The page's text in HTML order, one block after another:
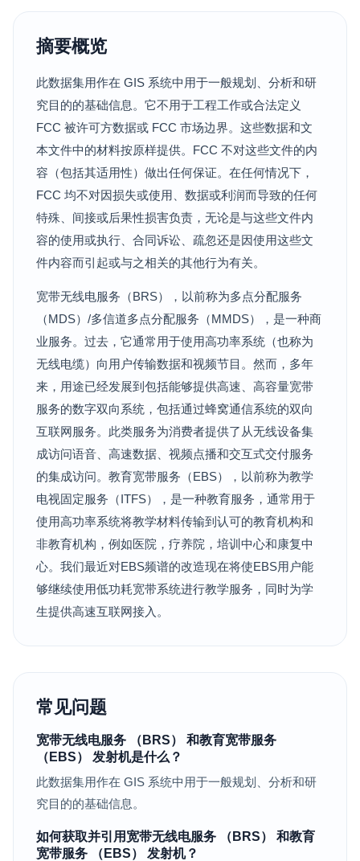
摘要概览
此数据集用作在 GIS 系统中用于一般规划、分析和研
究目的的基础信息。它不用于工程工作或合法定义
FCC 被许可方数据或 FCC 市场边界。这些数据和文
本文件中的材料按原样提供。FCC 不对这些文件的内
容（包括其适用性）做出任何保证。在任何情况下，
FCC 均不对因损失或使用、数据或利润而导致的任何
特殊、间接或后果性损害负责，无论是与这些文件内
容的使用或执行、合同诉讼、疏忽还是因使用这些文
件内容而引起或与之相关的其他行为有关。
宽带无线电服务（BRS），以前称为多点分配服务
（MDS）/多信道多点分配服务（MMDS），是一种商
业服务。过去，它通常用于使用高功率系统（也称为
无线电缆）向用户传输数据和视频节目。然而，多年
来，用途已经发展到包括能够提供高速、高容量宽带
服务的数字双向系统，包括通过蜂窝通信系统的双向
互联网服务。此类服务为消费者提供了从无线设备集
成访问语音、高速数据、视频点播和交互式交付服务
的集成访问。教育宽带服务（EBS），以前称为教学
电视固定服务（ITFS），是一种教育服务，通常用于
使用高功率系统将教学材料传输到认可的教育机构和
非教育机构，例如医院，疗养院，培训中心和康复中
心。我们最近对EBS频谱的改造现在将使EBS用户能
够继续使用低功耗宽带系统进行教学服务，同时为学
生提供高速互联网接入。
常见问题
宽带无线电服务 （BRS） 和教育宽带服务
（EBS） 发射机是什么？
此数据集用作在 GIS 系统中用于一般规划、分析和研
究目的的基础信息。
如何获取并引用宽带无线电服务 （BRS） 和教育
宽带服务 （EBS） 发射机？